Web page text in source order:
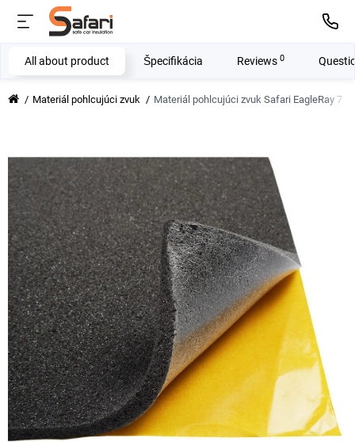
Materiál pohlcujúci zvuk Materiál pohlcujúci zvuk Safari EagleRay 7
All about product Špecifikácia Reviews 0